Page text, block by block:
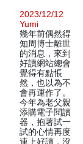
2023/12/12
Yumi
幾年前偶然得
知周博士離世
的消息，來到
好讀網站總會
覺得有點悵
然，也以為不
會再運作了。
今年為老父親
添購電子閱讀
器，抱著試一
試的心情再度
連上好讀，沒